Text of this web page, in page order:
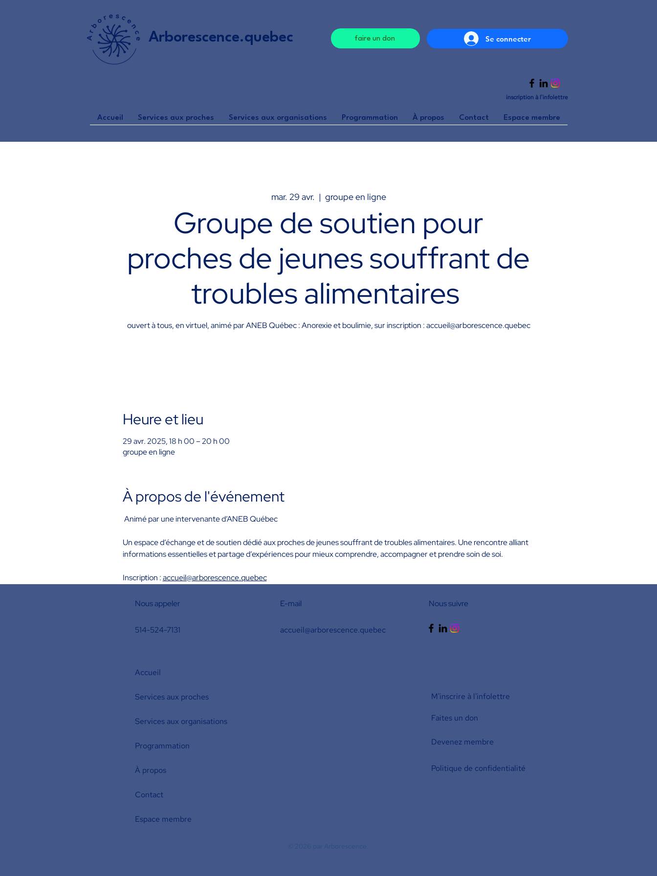
Arborescence.quebec faire un don Se connecter
inscription à l'infolettre
Accueil Services aux proches Services aux organisations Programmation À propos Contact Espace membre
mar. 29 avr.
  |
groupe en ligne
Groupe de soutien pour
proches de jeunes souffrant de
troubles alimentaires
ouvert à tous, en virtuel, animé par ANEB Québec : Anorexie et boulimie, sur inscription : accueil@arborescence.quebec
Heure et lieu
29 avr. 2025, 18 h 00 – 20 h 00
groupe en ligne
À propos de l'événement
Animé par une intervenante d’ANEB Québec
Un espace d’échange et de soutien dédié aux proches de jeunes souffrant de troubles alimentaires. Une rencontre alliant
informations essentielles et partage d’expériences pour mieux comprendre, accompagner et prendre soin de soi.
Inscription : accueil@arborescence.quebec
Nous appeler
514-524-7131
E-mail
accueil@arborescence.quebec
Accueil
Services aux proches
Services aux organisations
Programmation
À propos
Contact
Espace membre
Nous suivre
M'inscrire à l'infolettre
Faites un don
Devenez membre
Politique de confidentialité
© 2026 par Arborescence.